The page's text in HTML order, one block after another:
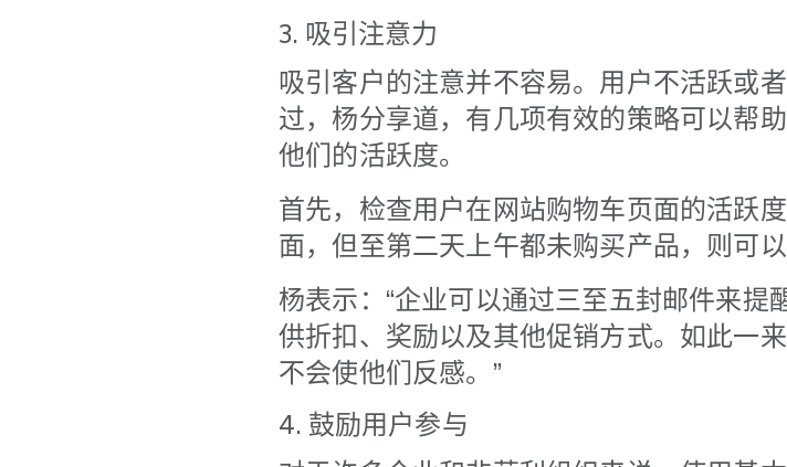
3. 吸引注意力
吸引客户的注意并不容易。用户不活跃或
过，杨分享道，有几项有效的策略可以帮
他们的活跃度。
首先，检查用户在网站购物车页面的活跃
面，但至第二天上午都未购买产品，则可
杨表示：“企业可以通过三至五封邮件来提
供折扣、奖励以及其他促销方式。如此一
不会使他们反感。”
4. 鼓励用户参与